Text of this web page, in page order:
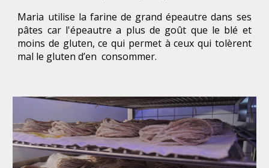
Maria utilise la farine de grand épeautre dans ses
pâtes car l'épeautre a plus de goût que le blé et
moins de gluten, ce qui permet à ceux qui tolèrent
mal le gluten d’en consommer.